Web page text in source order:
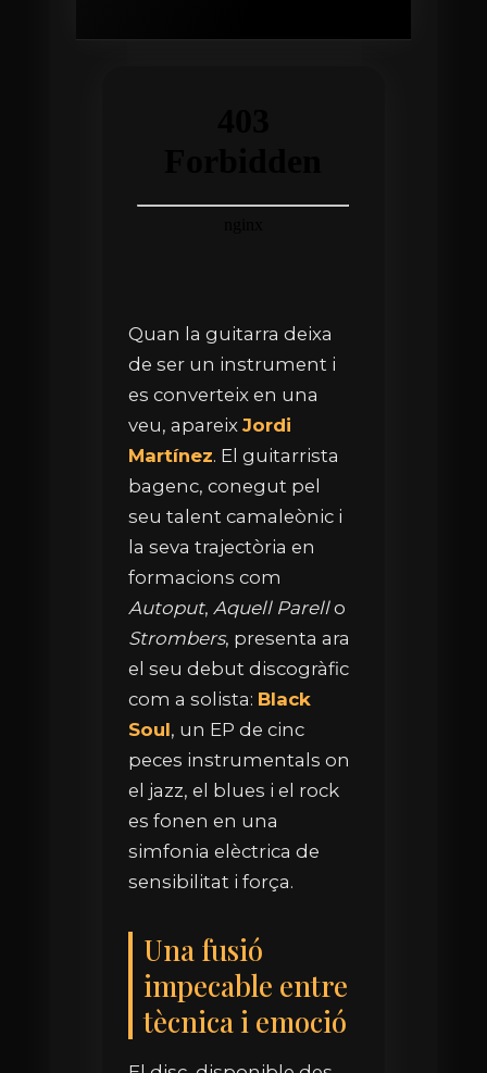
Quan la guitarra deixa
de ser un instrument i
es converteix en una
veu, apareixJordi
Martínez. El guitarrista
bagenc, conegut pel
seu talent camaleònic i
la seva trajectòria en
formacions com
Autoput, Aquell Parello
Strombers, presenta ara
el seu debut discogràfic
com a solista: Black
Soul, un EP de cinc
peces instrumentals on
el jazz, el blues i el rock
es fonen en una
simfonia elèctrica de
sensibilitat i força.
Una fusió
impecable entre
tècnica i emoció